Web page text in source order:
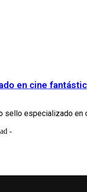
en cine
sello especializado en
-